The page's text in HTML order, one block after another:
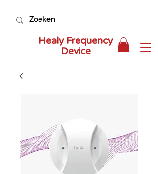
Healy Frequency
Device